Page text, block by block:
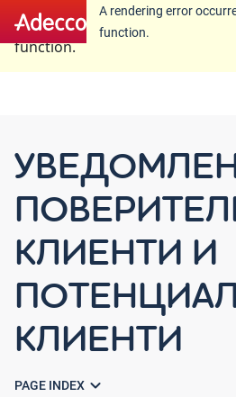
A rendering error occurred:
function.
A rendering error
function.
КЛИЕНТИ И
КЛИЕНТИ
PAGE INDEX expand_more